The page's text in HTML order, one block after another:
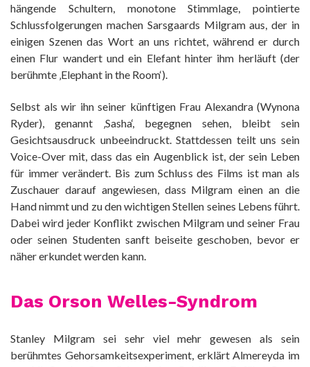
hängende Schultern, monotone Stimmlage, pointierte
Schlussfolgerungen machen Sarsgaards Milgram aus, der in
einigen Szenen das Wort an uns richtet, während er durch
einen Flur wandert und ein Elefant hinter ihm herläuft (der
berühmte ‚Elephant in the Room‘).
Selbst als wir ihn seiner künftigen Frau Alexandra (Wynona
Ryder), genannt ‚Sasha‘, begegnen sehen, bleibt sein
Gesichtsausdruck unbeeindruckt. Stattdessen teilt uns sein
Voice-Over mit, dass das ein Augenblick ist, der sein Leben
für immer verändert. Bis zum Schluss des Films ist man als
Zuschauer darauf angewiesen, dass Milgram einen an die
Hand nimmt und zu den wichtigen Stellen seines Lebens führt.
Dabei wird jeder Konflikt zwischen Milgram und seiner Frau
oder seinen Studenten sanft beiseite geschoben, bevor er
näher erkundet werden kann.
Das Orson Welles-Syndrom
Stanley Milgram sei sehr viel mehr gewesen als sein
berühmtes Gehorsamkeitsexperiment, erklärt Almereyda im